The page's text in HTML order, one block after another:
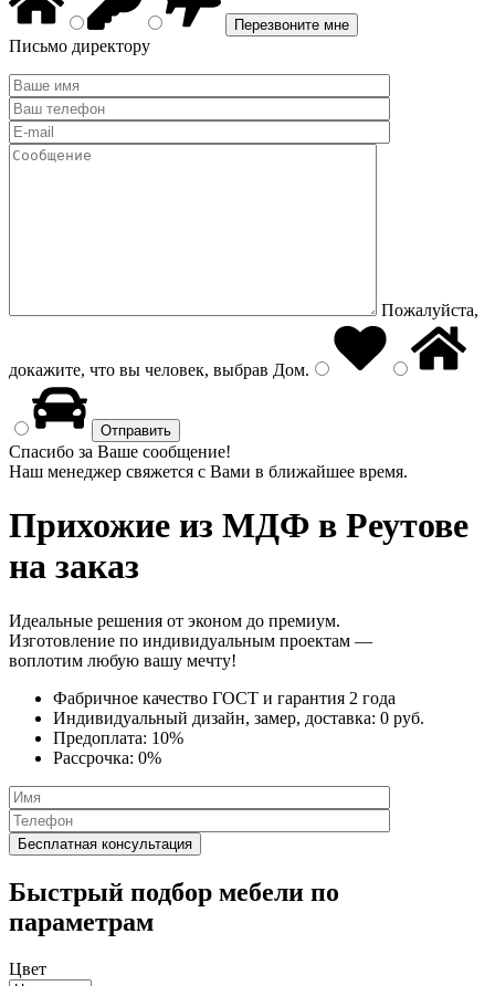
Письмо директору
Пожалуйста,
докажите, что вы человек, выбрав Дом.
Спасибо за Ваше сообщение!
Наш менеджер свяжется с Вами в ближайшее время.
Прихожие из МДФ в Реутове
на заказ
Идеальные решения от эконом до премиум.
Изготовление по индивидуальным проектам —
воплотим любую вашу мечту!
Фабричное качество ГОСТ и гарантия 2 года
Индивидуальный дизайн, замер, доставка: 0 руб.
Предоплата: 10%
Рассрочка: 0%
Быстрый подбор мебели по
параметрам
Цвет